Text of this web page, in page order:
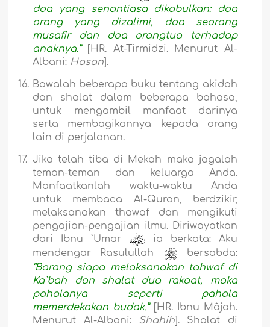
doa yang senantiasa dikabulkan: doa
orang yang dizalimi, doa seorang
musafir dan doa orangtua terhadap
anaknya.”[HR. At-Tirmidzi. Menurut Al-
Albani: Hasan ].
16. Bawalah beberapa buku tentang akidah
dan shalat dalam beberapa bahasa,
untuk mengambil manfaat darinya
serta membagikannya kepada orang
lain di perjalanan.
17. Jika telah tiba di Mekah maka jagalah
teman-teman dan keluarga Anda.
Manfaatkanlah waktu-waktu Anda
untuk membaca Al-Quran, berdzikir,
melaksanakan thawaf dan mengikuti
pengajian-pengajian ilmu. Diriwayatkan
dari Ibnu `Umar
ia berkata: Aku
mendengar Rasulullah
bersabda:
“Barang siapa melaksanakan tahwaf di
Ka`bah dan shalat dua rakaat, maka
pahalanya seperti pahala
memerdekakan budak.”[HR. Ibnu Mâjah.
Menurut Al-Albani: Shahih ].
Shalat di